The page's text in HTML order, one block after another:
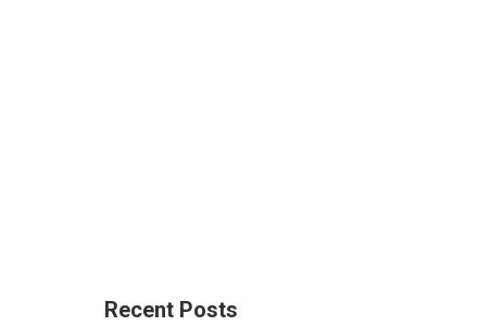
Recent Posts